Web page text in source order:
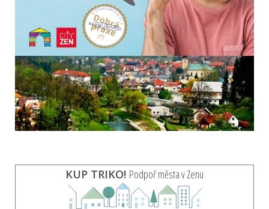
KUP TRIKO! Podpoř města v Zenu